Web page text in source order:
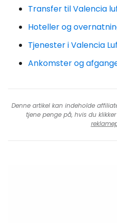
Transfer til Valencia
Hoteller og
Tjenester i Valencia
Ankomster og
Denne artikel kan indeholde
tjene penge på, hvis du